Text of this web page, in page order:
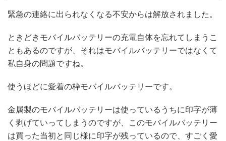
緊急の連絡に出られなくなる不安からは解放されました。
ときどきモバイルバッテリーの充電自体を忘れてしまうこ
ともあるのですが、それはモバイルバッテリーではなくて
私自身の問題ですね。
使うほどに愛着の枠モバイルバッテリーです。
金属製のモバイルバッテリーは使っているうちに印字が薄
く剥げていってしまうのですが、このモバイルバッテリー
は買った当初と同じ様に印字が残っているので、すごく愛